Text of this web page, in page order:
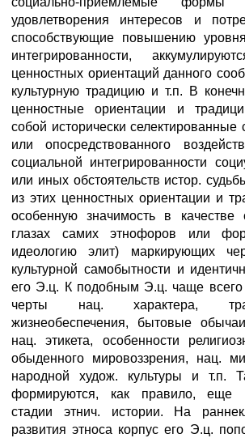
удовлетворения интересов и
способствующие повышению
интегрированности,
ценностных ориентаций данного
культурную традицию и т.п. В
ценностные ориентации и
собой исторически селектированные
или опосредствованного
социальной интегрированности
или иных обстоятельств истор.
из этих ценностных ориентации и
особенную значимость в качестве
глазах самих этнофоров или
идеологию элит) маркирующих
культурной самобытности и
его Э.ц. К подобным Э.ц. чаще всего
черты нац. характера,
жизнеобеспечения, бытовые
нац. этикета, особенности
обыденного мировоззрения, нац.
народной худож. культуры и т.п.
формируются, как правило, еще
стадии этнич. истории. На
развития этноса корпус его Э.ц.